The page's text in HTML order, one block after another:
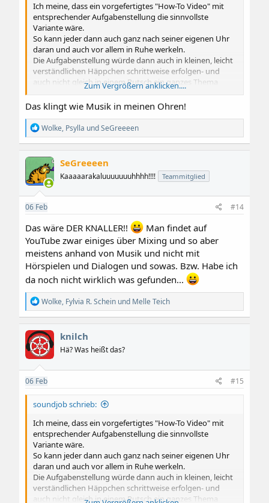
Ich meine, dass ein vorgefertigtes "How-To Video" mit
entsprechender Aufgabenstellung die sinnvollste
Variante wäre.
So kann jeder dann auch ganz nach seiner eigenen Uhr
daran und auch vor allem in Ruhe werkeln.
Die Aufgabenstellung würde dann auch in kleinen, leicht
verständlichen Häppchen schrittweise erfolgen- und
auch nicht gleich in einem Rutsch ein ganzes Thema
So, denke ich, kann auch wiederum jeder seiner eigenen
Lernkurve entsprechend vorankommen.
Zum Vergrößern anklicken....
Das klingt wie Musik in meinen Ohren!
R
e
a
k
t
i
o
n
e
Wolke, Psylla undSeGreeeen
SeGreeeen
Kaaaaarakaluuuuuuuhhhh!!!! Teammitglied
06 Feb #14
Das wäre DER KNALLER!!
Man findet auf
YouTube zwar einiges über Mixing und so aber
meistens anhand von Musik und nicht mit
Hörspielen und Dialogen und sowas. Bzw. Habe ich
da noch nicht wirklich was gefunden...
R
e
a
k
t
i
o
n
e
n
Wolke, Fylvia R. Schein und Melle Teich
knilch
Hä? Was heißt das?
06 Feb #15
soundjob schrieb:
Ich meine, dass ein vorgefertigtes "How-To Video" mit
entsprechender Aufgabenstellung die sinnvollste
Variante wäre.
So kann jeder dann auch ganz nach seiner eigenen Uhr
daran und auch vor allem in Ruhe werkeln.
Die Aufgabenstellung würde dann auch in kleinen, leicht
verständlichen Häppchen schrittweise erfolgen- und
auch nicht gleich in einem Rutsch ein ganzes Thema